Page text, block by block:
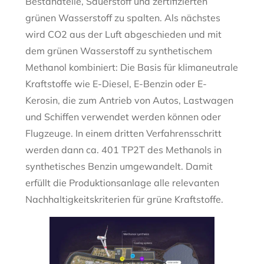
grünen Wasserstoff zu spalten. Als nächstes
wird CO2 aus der Luft abgeschieden und mit
dem grünen Wasserstoff zu synthetischem
Methanol kombiniert: Die Basis für klimaneutrale
Kraftstoffe wie E-Diesel, E-Benzin oder E-
Kerosin, die zum Antrieb von Autos, Lastwagen
und Schiffen verwendet werden können oder
Flugzeuge. In einem dritten Verfahrensschritt
werden dann ca. 401 TP2T des Methanols in
synthetisches Benzin umgewandelt. Damit
erfüllt die Produktionsanlage alle relevanten
Nachhaltigkeitskriterien für grüne Kraftstoffe.